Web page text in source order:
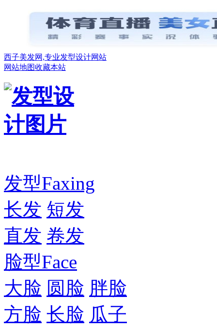
西子美发网,专业发型设计网站
网站地图收藏本站
发型Faxing
长发 短发
直发 卷发
脸型Face
大脸 圆脸 胖脸
方脸 长脸 瓜子